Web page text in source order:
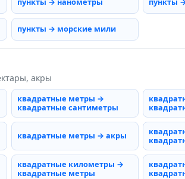
пункты → морские мили
акры
квадратные метры →
квадратные сантиметры
квадратные метры → акры
квадратные километры →
квадратные метры